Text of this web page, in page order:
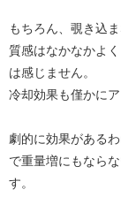
もちろん、覗き込
質感はなかなかよ
は感じません。
冷却効果も僅かに
劇的に効果がある
で重量増にもなら
す。